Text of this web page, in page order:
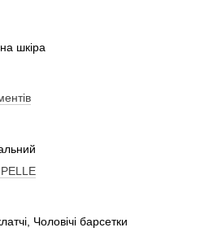
шкіра
Чоловічі барсетки